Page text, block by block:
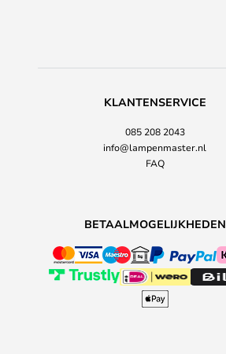
KLANTENSERVICE
085 208 2043
info@lampenmaster.nl
FAQ
BETAALMOGELIJKHEDEN